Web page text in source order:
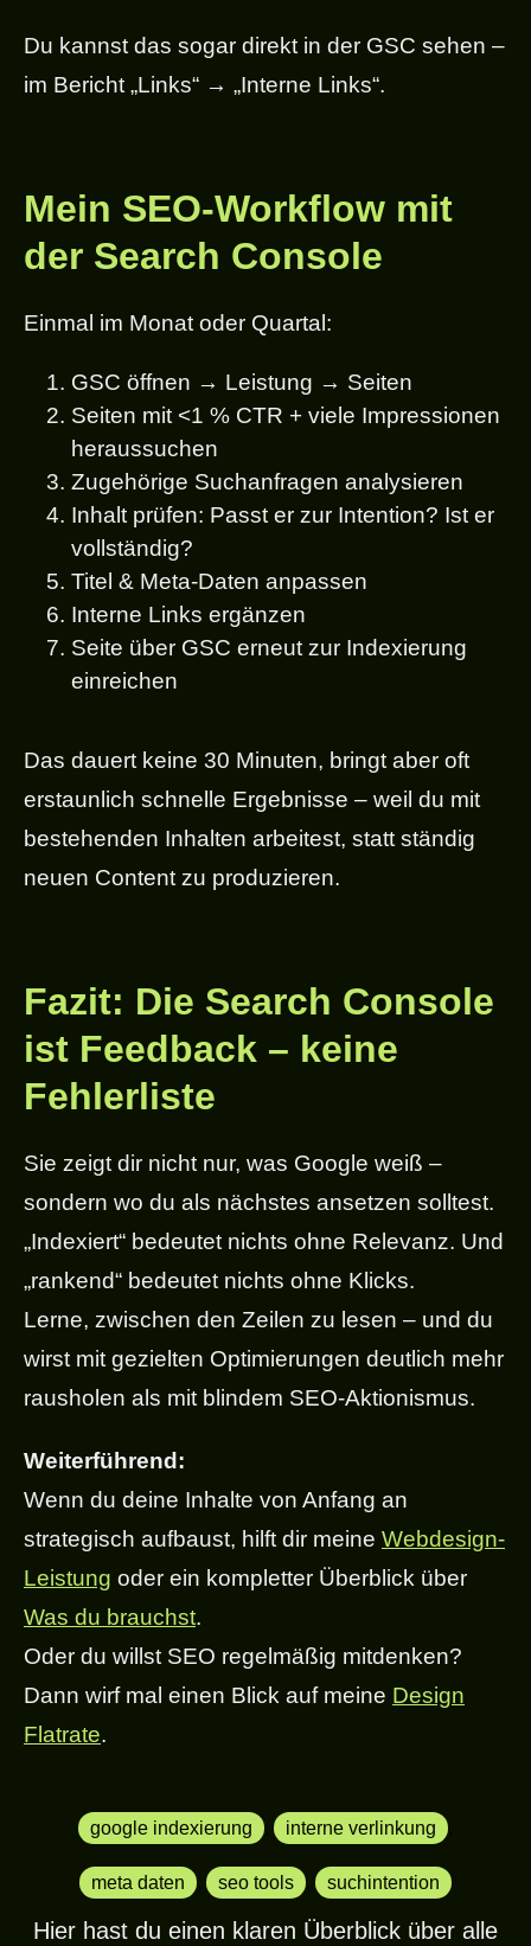
Du kannst das sogar direkt in der GSC sehen –
im Bericht „Links“ → „Interne Links“.
Mein SEO-Workflow mit
der Search Console
Einmal im Monat oder Quartal:
GSC öffnen → Leistung → Seiten
Seiten mit <1 % CTR + viele Impressionen
heraussuchen
Zugehörige Suchanfragen analysieren
Inhalt prüfen: Passt er zur Intention? Ist er
vollständig?
Titel & Meta-Daten anpassen
Interne Links ergänzen
Seite über GSC erneut zur Indexierung
einreichen
Das dauert keine 30 Minuten, bringt aber oft
erstaunlich schnelle Ergebnisse – weil du mit
bestehenden Inhalten arbeitest, statt ständig
neuen Content zu produzieren.
Fazit: Die Search Console
ist Feedback – keine
Fehlerliste
Sie zeigt dir nicht nur, was Google weiß –
sondern wo du als nächstes ansetzen solltest.
„Indexiert“ bedeutet nichts ohne Relevanz. Und
„rankend“ bedeutet nichts ohne Klicks.
Lerne, zwischen den Zeilen zu lesen – und du
wirst mit gezielten Optimierungen deutlich mehr
rausholen als mit blindem SEO-Aktionismus.
Weiterführend:
Wenn du deine Inhalte von Anfang an
strategisch aufbaust, hilft dir meine Webdesign-
Leistung oder ein kompletter Überblick über
Was du brauchst.
Oder du willst SEO regelmäßig mitdenken?
Dann wirf mal einen Blick auf meine Design
Flatrate.
google indexierung interne verlinkung
meta daten seo tools suchintention
Hier hast du einen klaren Überblick über alle